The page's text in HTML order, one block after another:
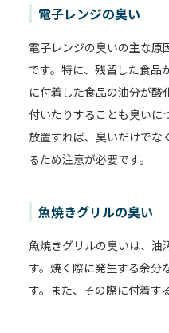
電子レンジの臭い
電子レンジの臭いの主な原
です。特に、残留した食品
に付着した食品の油分が酸
付いたりすることも臭いに
放置すれば、臭いだけでな
るため注意が必要です。
魚焼きグリルの臭い
魚焼きグリルの臭いは、油
す。焼く際に発生する余分
す。また、その際に付着す